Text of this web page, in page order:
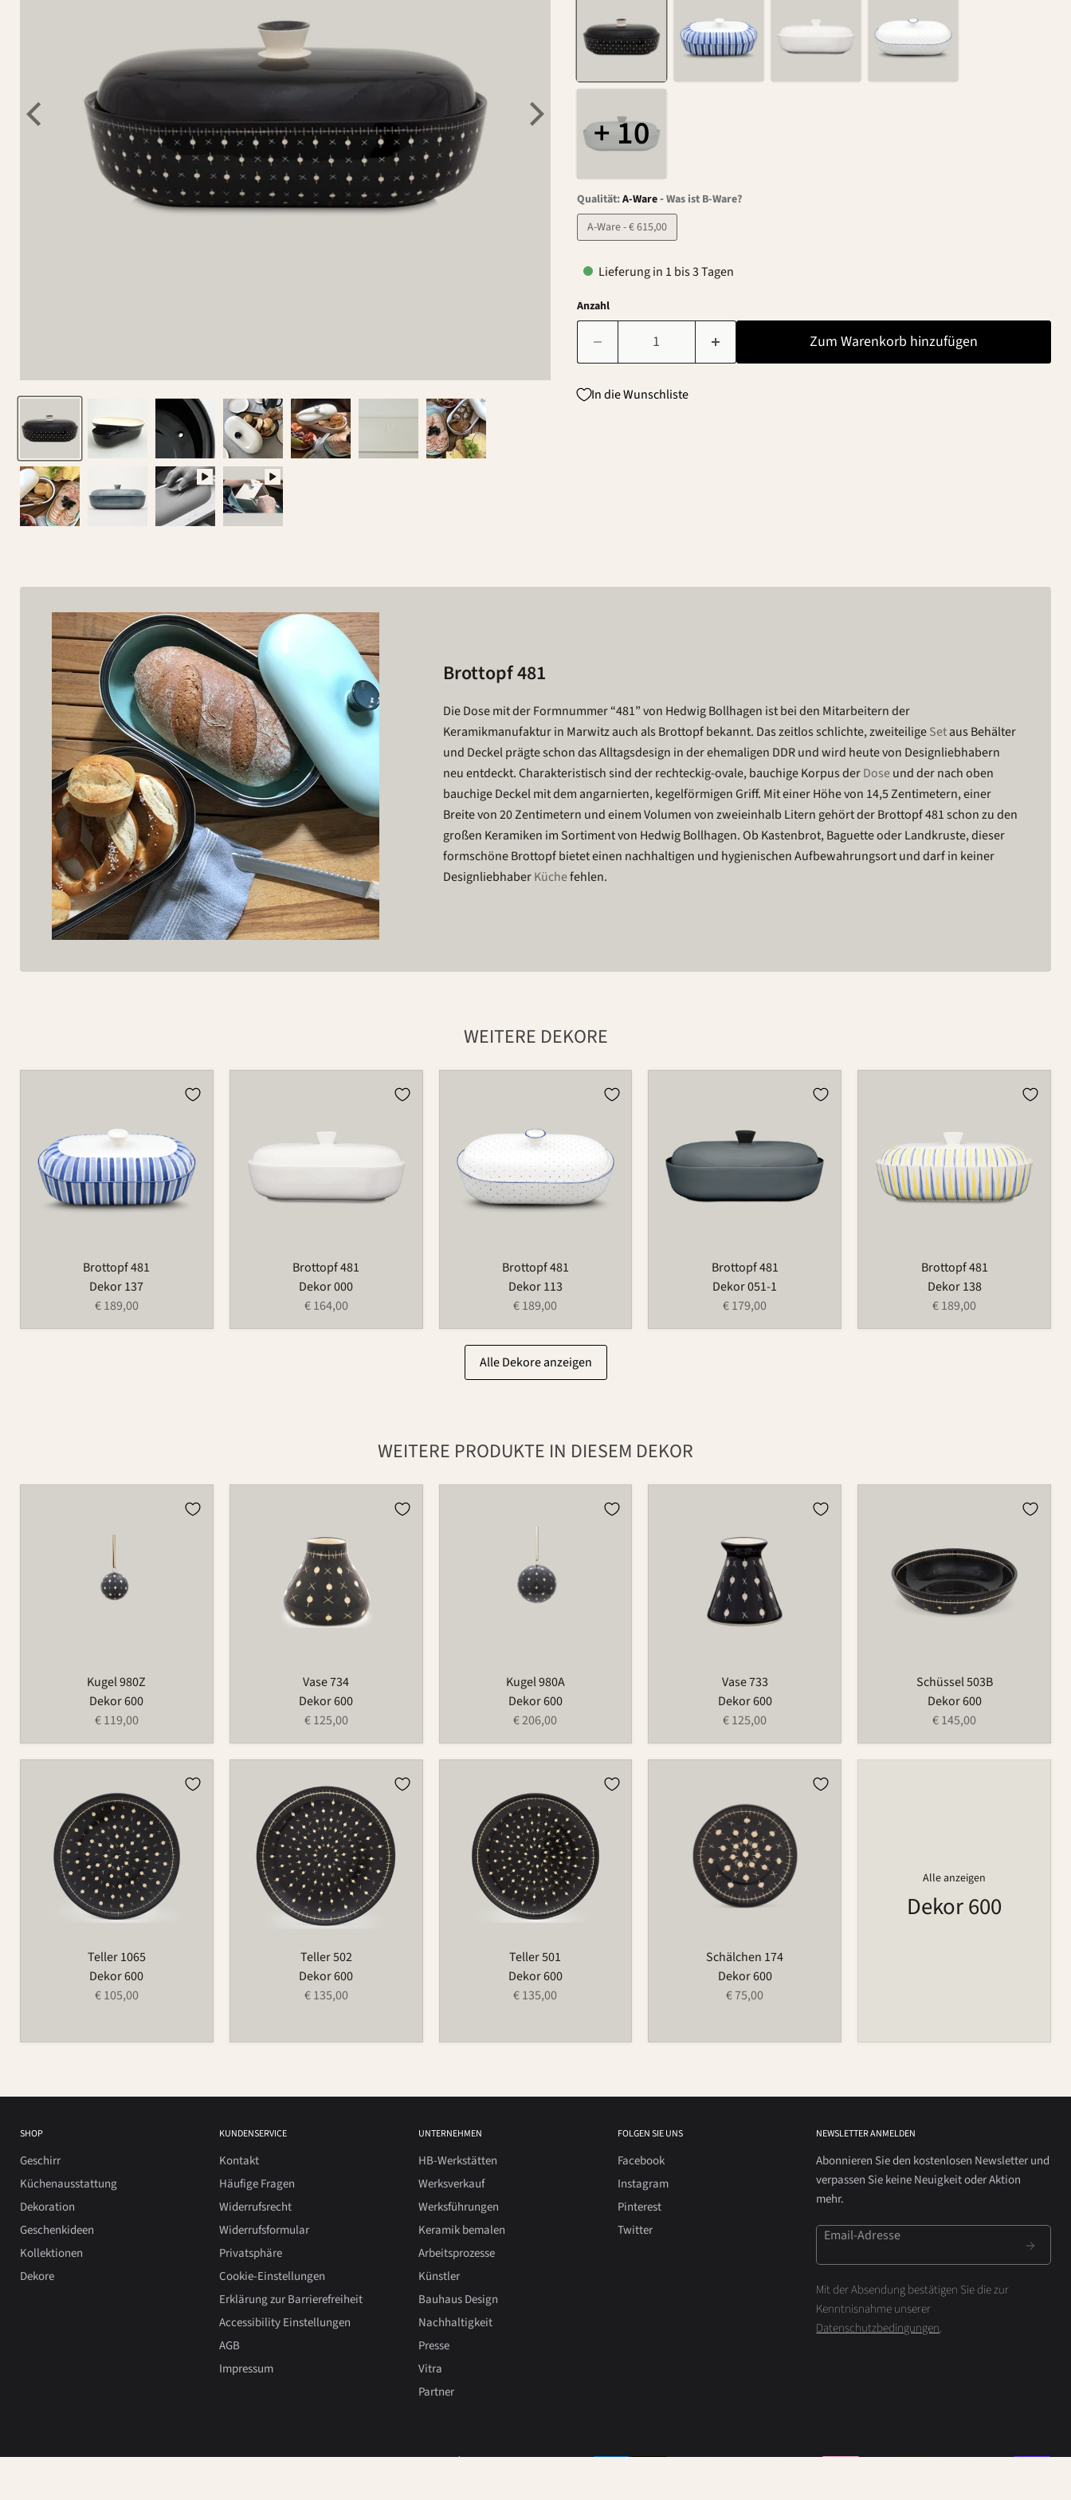
+ 10
Qualität:A-Ware-Was ist B-Ware?
A-Ware - € 615,00
Lieferung in 1 bis 3 Tagen
Anzahl
Zum Warenkorb hinzufügen
In die Wunschliste
Brottopf 481
Die Dose mit der Formnummer “481” von Hedwig Bollhagen ist bei den Mitarbeitern der
Keramikmanufaktur in Marwitz auch als Brottopf bekannt. Das zeitlos schlichte, zweiteiligeSetaus Behälter
und Deckel prägte schon das Alltagsdesign in der ehemaligen DDR und wird heute von Designliebhabern
neu entdeckt. Charakteristisch sind der rechteckig-ovale, bauchige Korpus derDoseund der nach oben
bauchige Deckel mit dem angarnierten, kegelförmigen Griff. Mit einer Höhe von 14,5 Zentimetern, einer
Breite von 20 Zentimetern und einem Volumen von zweieinhalb Litern gehört der Brottopf 481 schon zu den
großen Keramiken im Sortiment von Hedwig Bollhagen. Ob Kastenbrot, Baguette oder Landkruste, dieser
formschöne Brottopf bietet einen nachhaltigen und hygienischen Aufbewahrungsort und darf in keiner
DesignliebhaberKüchefehlen.
WEITERE DEKORE
Brottopf 481
Dekor 137
€ 189,00
Brottopf 481
Dekor 000
€ 164,00
Brottopf 481
Dekor 113
€ 189,00
Brottopf 481
Dekor 051-1
€ 179,00
Brottopf 481
Dekor 138
€ 189,00
Alle Dekore anzeigen
WEITERE PRODUKTE IN DIESEM DEKOR
Kugel 980Z
Dekor 600
€ 119,00
Vase 734
Dekor 600
€ 125,00
Kugel 980A
Dekor 600
€ 206,00
Vase 733
Dekor 600
€ 125,00
Schüssel 503B
Dekor 600
€ 145,00
Teller 1065
Dekor 600
€ 105,00
Teller 502
Dekor 600
€ 135,00
Teller 501
Dekor 600
€ 135,00
Schälchen 174
Dekor 600
€ 75,00
Alle anzeigen
Dekor 600
SHOP
Geschirr
Küchenausstattung
Dekoration
Geschenkideen
Kollektionen
Dekore
KUNDENSERVICE
Kontakt
Häufige Fragen
Widerrufsrecht
Widerrufsformular
Privatsphäre
Cookie-Einstellungen
Erklärung zur Barrierefreiheit
Accessibility Einstellungen
AGB
Impressum
UNTERNEHMEN
HB-Werkstätten
Werksverkauf
Werksführungen
Keramik bemalen
Arbeitsprozesse
Künstler
Bauhaus Design
Nachhaltigkeit
Presse
Vitra
Partner
FOLGEN SIE UNS
Facebook
Instagram
Pinterest
Twitter
NEWSLETTER ANMELDEN
Abonnieren Sie den kostenlosen Newsletter und
verpassen Sie keine Neuigkeit oder Aktion
mehr.
Email-Adresse
Mit der Absendung bestätigen Sie die zur
Kenntnisnahme unserer
Datenschutzbedingungen.